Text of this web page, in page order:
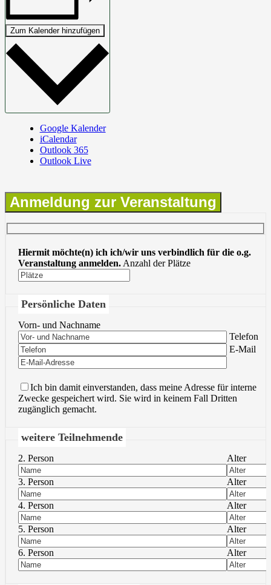
Zum Kalender hinzufügen
Google Kalender
iCalendar
Outlook 365
Outlook Live
Anmeldung zur Veranstaltung
Hiermit möchte(n) ich ich/wir uns verbindlich für die o.g.
Veranstaltung anmelden.Anzahl der Plätze
Persönliche Daten
Vorn- und Nachname
Bitte lasse
Telefon
Bitte lasse
E-Mail
Ich bin damit einverstanden, dass meine Adresse für interne
Zwecke gespeichert wird. Sie wird in keinem Fall Dritten
zugänglich gemacht.
weitere Teilnehmende
2. Person Alter
3. Person Alter
4. Person Alter
5. Person Alter
6. Person Alter